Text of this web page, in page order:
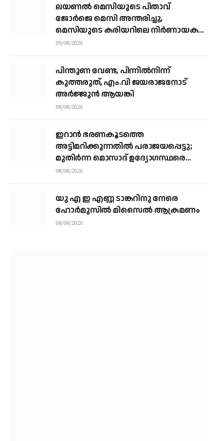
ലയണൽ മെസിയുടെ പിതാവ്
ജോർജെ മെസി അന്തരിച്ചു, ​
മെസിയുടെ കരിയറിലെ നിർണായക
ശക്തി
09/08/2026
പിന്തുണ വേണ്ട, പിന്നിൽനിന്ന്
കുത്തരുത്, എം.വി ജയരാജനോട്
അർജ്ജുൻ ആയങ്കി
08/08/2026
ഇറാന്‍ ഭരണകൂടത്തെ
അട്ടിമറിക്കുന്നതില്‍ പരാജയപ്പെട്ടു;
മുതിര്‍ന്ന മൊസാദ് ഉദ്യോഗസ്ഥരെ
പിരിച്ചുവിട്ടു
08/08/2026
യു എ ഇ എണ്ണ ടാങ്കറിനു നേരെ
ഹോര്‍മുസില്‍ മിസൈല്‍ ആക്രമണം
08/08/2026